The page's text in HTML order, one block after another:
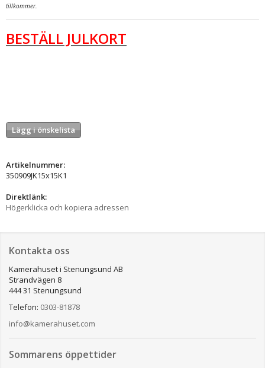
tillkommer.
BESTÄLL JULKORT
Lägg i önskelista
Artikelnummer:
350909JK15x15K1
Direktlänk:
Högerklicka och kopiera adressen
Kontakta oss
Kamerahuset i Stenungsund AB
Strandvägen 8
444 31 Stenungsund
Telefon: 0303-81878
info@kamerahuset.com
Sommarens öppettider